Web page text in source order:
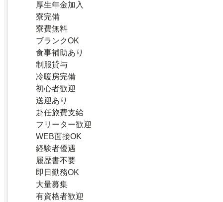
厚生年金加入
寮完備
寮費無料
ブランクOK
食事補助あり
制服貸与
冷暖房完備
初心者歓迎
送迎あり
赴任旅費支給
フリーター歓迎
WEB面接OK
経験者優遇
履歴書不要
即日勤務OK
大量募集
有資格者歓迎